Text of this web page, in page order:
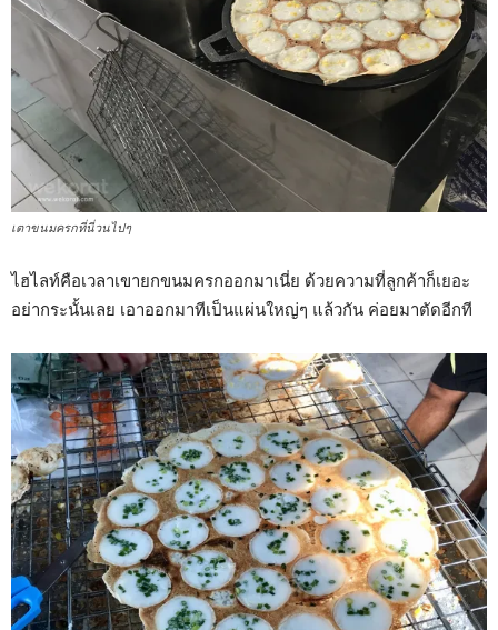
เตาขนมครกที่นี่วนไปๆ
ไฮไลท์คือเวลาเขายกขนมครกออกมาเนี่ย ด้วยความที่ลูกค้าก็เยอะ
อย่ากระนั้นเลย เอาออกมาทีเป็นแผ่นใหญ่ๆ แล้วกัน ค่อยมาตัดอีกที